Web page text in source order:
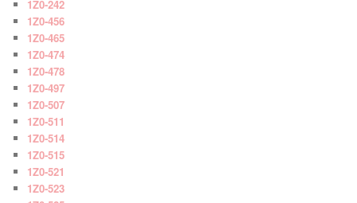
1Z0-242
1Z0-456
1Z0-465
1Z0-474
1Z0-478
1Z0-497
1Z0-507
1Z0-511
1Z0-514
1Z0-515
1Z0-521
1Z0-523